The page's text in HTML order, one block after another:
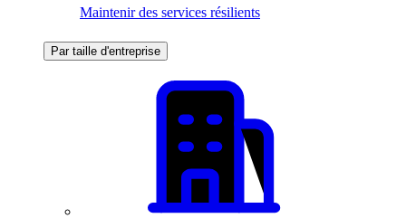
Maintenir des services résilients
Par taille d'entreprise